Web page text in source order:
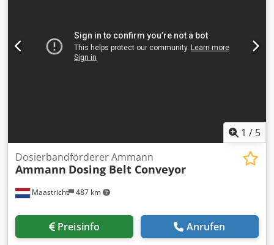
1 / 5
Maastricht 487 km
Dosierbandförderer Ammann
Ammann Dosing Belt Conveyor
Preisinfo Anrufen